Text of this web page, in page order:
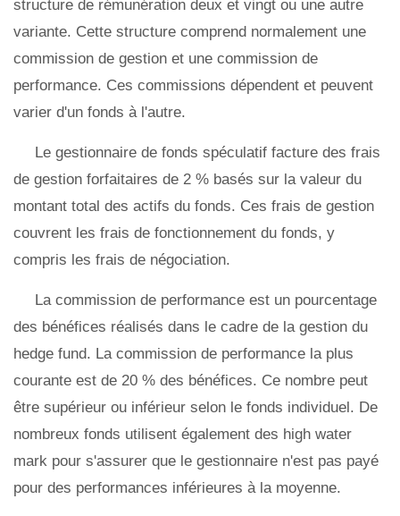
structure de rémunération deux et vingt ou une autre
variante. Cette structure comprend normalement une
commission de gestion et une commission de
performance. Ces commissions dépendent et peuvent
varier d'un fonds à l'autre.
Le gestionnaire de fonds spéculatif facture des frais
de gestion forfaitaires de 2 % basés sur la valeur du
montant total des actifs du fonds. Ces frais de gestion
couvrent les frais de fonctionnement du fonds, y
compris les frais de négociation.
La commission de performance est un pourcentage
des bénéfices réalisés dans le cadre de la gestion du
hedge fund. La commission de performance la plus
courante est de 20 % des bénéfices. Ce nombre peut
être supérieur ou inférieur selon le fonds individuel. De
nombreux fonds utilisent également des high water
mark pour s'assurer que le gestionnaire n'est pas payé
pour des performances inférieures à la moyenne.